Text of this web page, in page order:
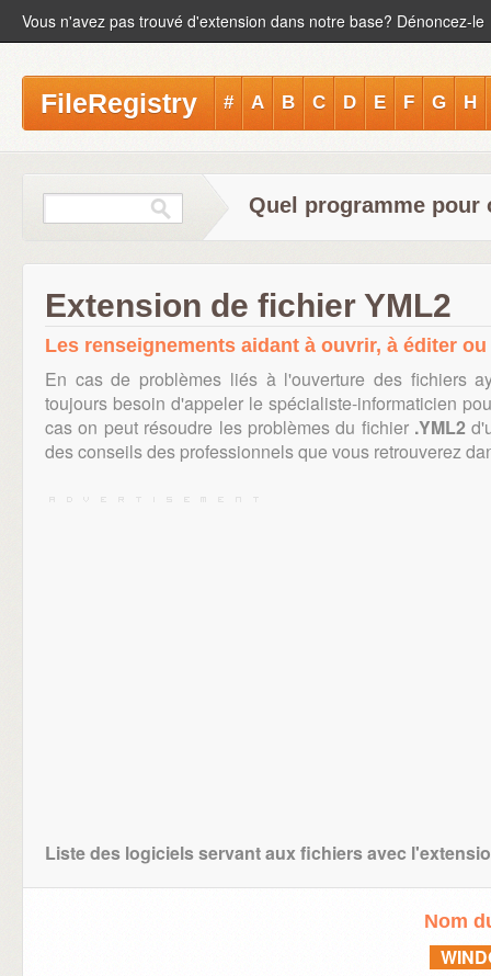
Vous n'avez pas trouvé d'extension dans notre base? Dénoncez-le
FileRegistry # A B C D E F G H
Quel programme
Extension de fichier YML2
Les renseignements aidant à ouvrir, à éditer
En cas de problèmes liés à l'ouverture des fichiers
toujours besoin d'appeler le spécialiste-informaticien
cas on peut résoudre les problèmes du fichier .YML2
des conseils des professionnels que vous retrouverez
Liste des logiciels servant aux fichiers avec
Nom